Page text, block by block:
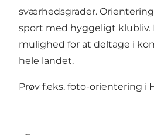
sværhedsgrader.
sport med hyggeligt klubliv.
mulighed for at deltage i
hele landet.
Prøv f.eks. foto-orientering i